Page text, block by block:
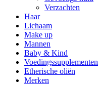
Verzachten
Haar
Lichaam
Make up
Mannen
Baby & Kind
Voedingssupplementen
Etherische oliën
Merken